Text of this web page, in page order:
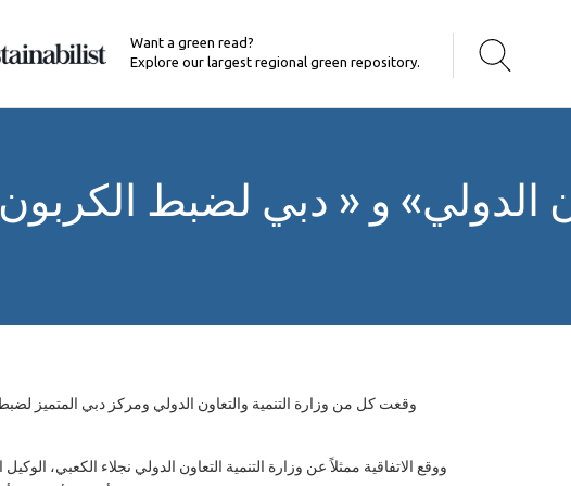
Want a green read?
Explore our largest regional green repository.
الدولي» و « دبي لضبط
وقعت كل من وزارة التنمية والتعاون الدولي ومركز دبي المتميز
ووقع الاتفاقية ممثلاً عن وزارة التنمية التعاون الدولي نجلاء الكعبي،